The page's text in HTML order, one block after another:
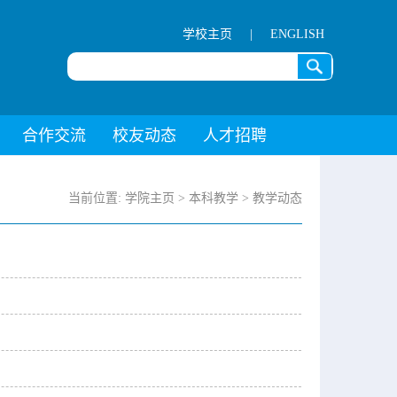
ENGLISH
学校主页
合作交流 校友动态 人才招聘
当前位置: 学院主页 > 本科教学 > 教学动态